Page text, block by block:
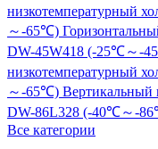
низкотемпературный
～-65℃)
DW-45W418 (-25℃～-
низкотемпературный
～-65℃) Вертикальный
DW-86L328 (-40℃～-
Все категории